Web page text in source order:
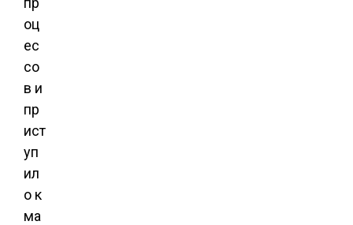
оц
ес
со
в и
пр
ист
уп
ил
о к
ма